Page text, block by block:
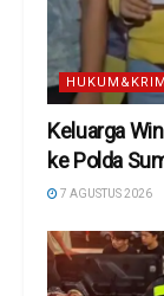
Keluarga
ke Polda
7 AGUSTUS 2026